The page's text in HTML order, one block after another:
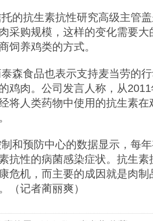
的抗生素抗性研究高级主管
采购规模，这样的变化需要
饲养鸡类的方式。
森食品也表示支持麦当劳的
鸡肉。公司发言人称，从
将人类药物中使用的抗生素
和预防中心的数据显示，每
抗性的病菌感染症状。抗生
危机，而主要的成因就是肉
（记者蔺丽爽）